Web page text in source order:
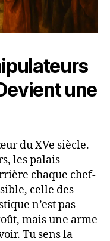
une
du XVe siècle.
les palais
chaque chef-
celle des
n’est pas
mais une arme
Tu sens la